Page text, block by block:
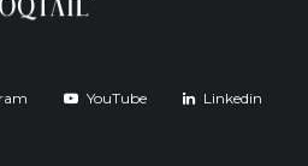
YouTube Linkedin